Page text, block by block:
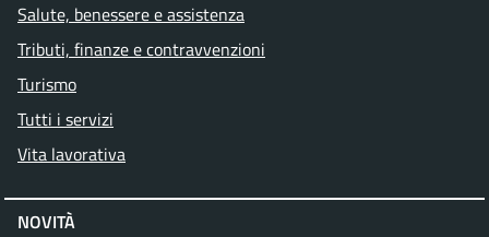
Salute, benessere e assistenza
Tributi, finanze e contravvenzioni
Turismo
Tutti i servizi
Vita lavorativa
NOVITÀ